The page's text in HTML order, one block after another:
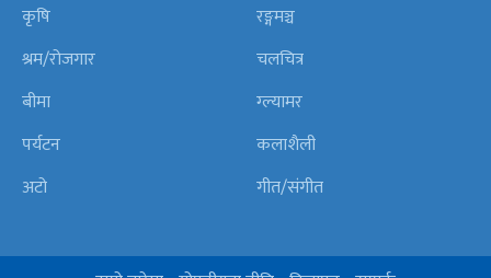
कृषि
श्रम/रोजगार
बीमा
पर्यटन
अटो
रङ्गमञ्च
चलचित्र
ग्ल्यामर
कलाशैली
गीत/संगीत